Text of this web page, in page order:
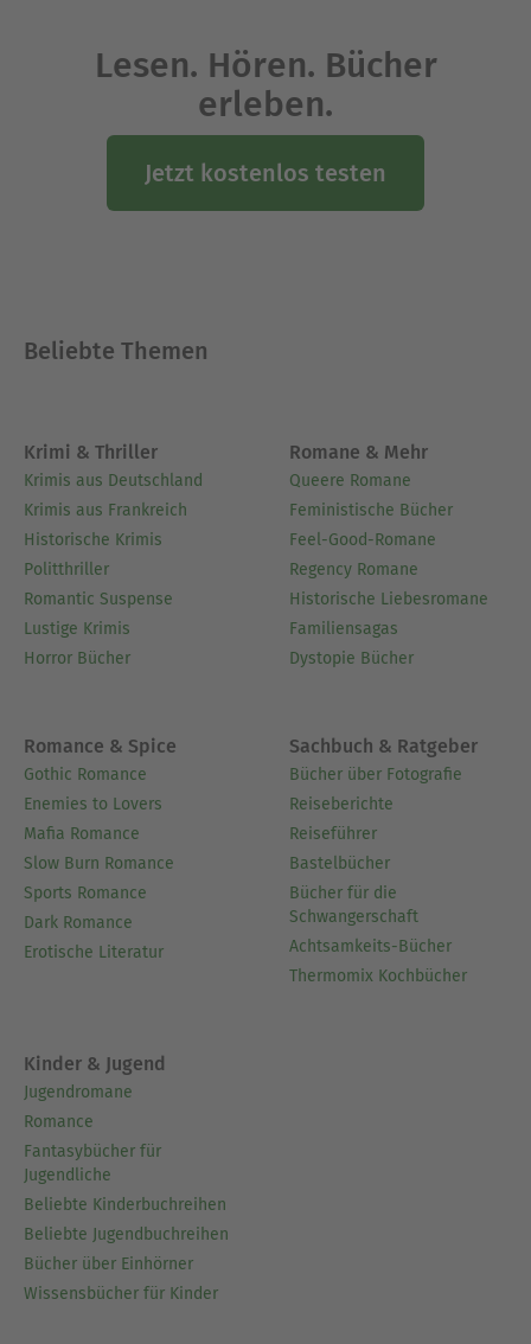
Lesen. Hören. Bücher
erleben.
Jetzt kostenlos testen
Beliebte Themen
Krimi & Thriller
Krimis aus Deutschland
Krimis aus Frankreich
Historische Krimis
Politthriller
Romantic Suspense
Lustige Krimis
Horror Bücher
Romane & Mehr
Queere Romane
Feministische Bücher
Feel-Good-Romane
Regency Romane
Historische Liebesromane
Familiensagas
Dystopie Bücher
Romance & Spice
Gothic Romance
Enemies to Lovers
Mafia Romance
Slow Burn Romance
Sports Romance
Dark Romance
Erotische Literatur
Sachbuch & Ratgeber
Bücher über Fotografie
Reiseberichte
Reiseführer
Bastelbücher
Bücher für die
Schwangerschaft
Achtsamkeits-Bücher
Thermomix Kochbücher
Kinder & Jugend
Jugendromane
Romance
Fantasybücher für
Jugendliche
Beliebte Kinderbuchreihen
Beliebte Jugendbuchreihen
Bücher über Einhörner
Wissensbücher für Kinder